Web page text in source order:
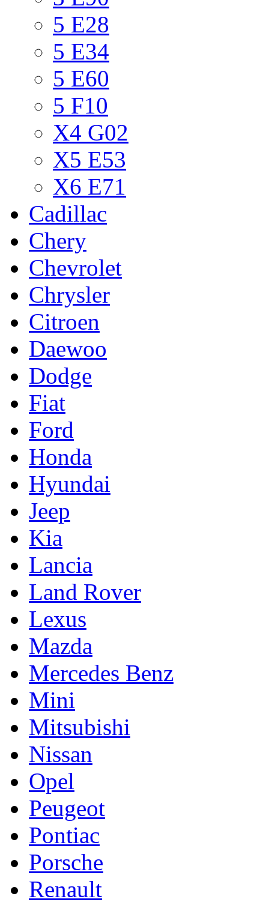
5 E28
5 E34
5 E60
5 F10
X4 G02
X5 E53
X6 E71
Cadillac
Chery
Chevrolet
Chrysler
Citroen
Daewoo
Dodge
Fiat
Ford
Honda
Hyundai
Jeep
Kia
Lancia
Land Rover
Lexus
Mazda
Mercedes Benz
Mini
Mitsubishi
Nissan
Opel
Peugeot
Pontiac
Porsche
Renault